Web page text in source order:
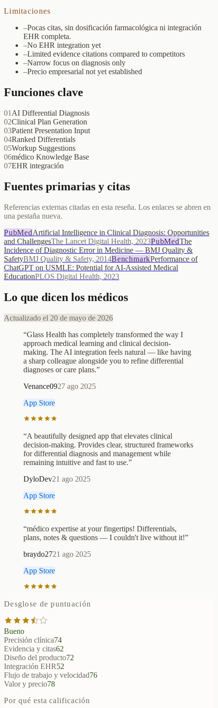
Limitaciones
–Pocas citas, sin dosificación farmacológica ni integración
EHR completa.
–No EHR integration yet
–Limited evidence citations compared to competitors
–Narrow focus on diagnosis only
–Precio empresarial not yet established
Funciones clave
01 AI Differential Diagnosis
02Clinical Plan Generation
03Patient Presentation Input
04Ranked Differentials
05Workup Suggestions
06médico Knowledge Base
07EHR integración
Fuentes primarias y citas
Referencias externas citadas en esta reseña. Los enlaces se abren en
una pestaña nueva.
PubMedArtificial Intelligence in Clinical Diagnosis: Opportunities
and ChallengesThe Lancet Digital Health, 2023PubMedThe
Incidence of Diagnostic Error in Medicine — BMJ Quality &
SafetyBMJ Quality & Safety, 2014BenchmarkPerformance of
ChatGPT on USMLE: Potential for AI-Assisted Medical
EducationPLOS Digital Health, 2023
Lo que dicen los médicos
Actualizado el 20 de mayo de 2026
“Glass Health has completely transformed the way I
approach medical learning and clinical decision-
making. The AI integration feels natural — like having
a sharp colleague alongside you to refine differential
diagnoses or care plans.”
Venance0927 ago 2025
App Store
“A beautifully designed app that elevates clinical
decision-making. Provides clear, structured frameworks
for differential diagnosis and management while
remaining intuitive and fast to use.”
DyloDev21 ago 2025
App Store
“médico expertise at your fingertips! Differentials,
plans, notes & questions — I couldn't live without it!”
braydo2721 ago 2025
App Store
Desglose de puntuación
Bueno
Precisión clínica74
Evidencia y citas62
Diseño del producto72
Integración EHR52
Flujo de trabajo y velocidad76
Valor y precio78
Por qué esta calificación